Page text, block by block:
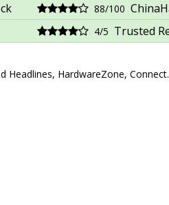
88/100
4/5 Trusted
Headlines, HardwareZone,